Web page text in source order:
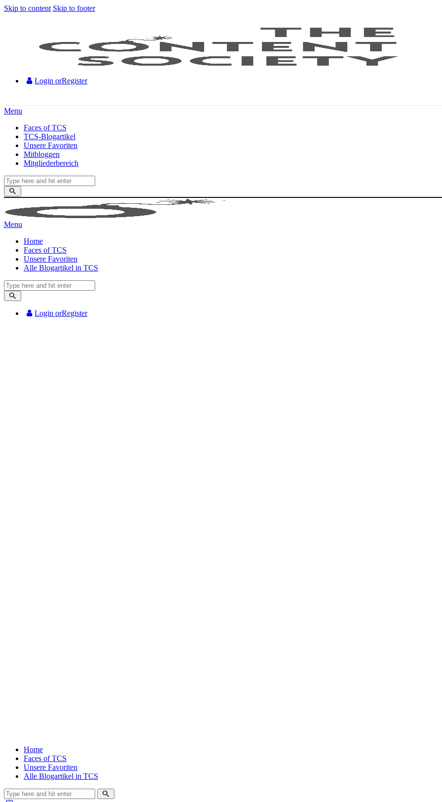
Skip to content Skip to footer
Login orRegister
Menu
Faces of TCS
TCS-Blogartikel
Unsere Favoriten
Mitbloggen
Mitgliederbereich
Menu
Home
Faces of TCS
Unsere Favoriten
Alle Blogartikel in TCS
Login orRegister
Home
Faces of TCS
Unsere Favoriten
Alle Blogartikel in TCS